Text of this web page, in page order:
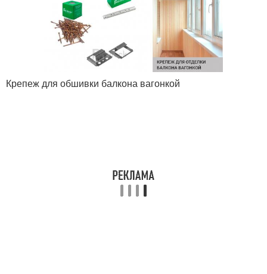
Крепеж для обшивки балкона вагонкой